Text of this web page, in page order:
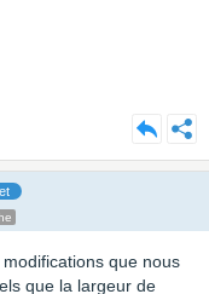
que nous
que la largeur de